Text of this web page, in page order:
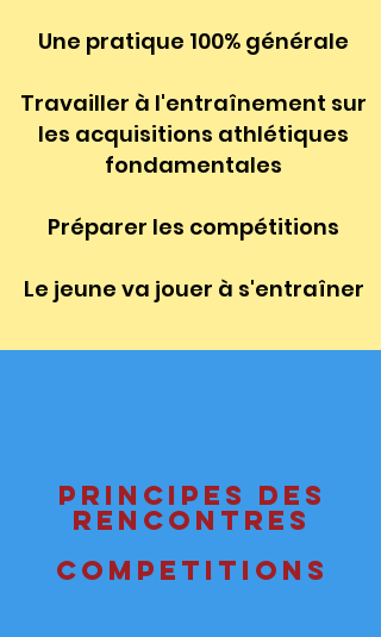
Une pratique 100% générale
Travailler à l'entraînement sur
les acquisitions athlétiques
fondamentales
Préparer les compétitions
Le jeune va jouer à s'entraîner
Principes des
rencontres
competitions